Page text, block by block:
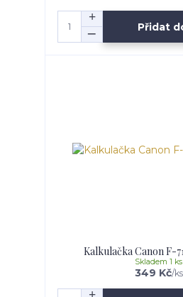
Přidat
Kalkulačka Canon F-
349 Kč/ks
Skladem 1 ks